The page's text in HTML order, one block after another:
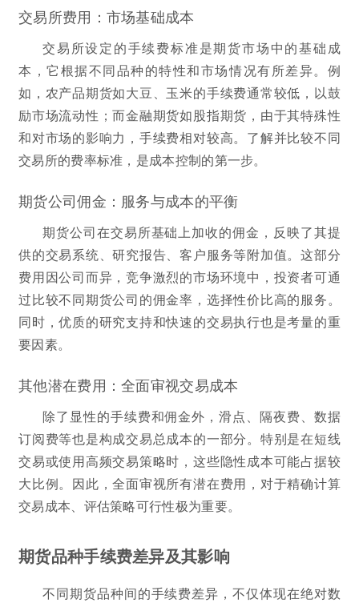
交易所费用：市场基础成本
交易所设定的手续费标准是期货市场中的基础成
本，它根据不同品种的特性和市场情况有所差异。例
如，农产品期货如大豆、玉米的手续费通常较低，以鼓
励市场流动性；而金融期货如股指期货，由于其特殊性
和对市场的影响力，手续费相对较高。了解并比较不同
交易所的费率标准，是成本控制的第一步。
期货公司佣金：服务与成本的平衡
期货公司在交易所基础上加收的佣金，反映了其提
供的交易系统、研究报告、客户服务等附加值。这部分
费用因公司而异，竞争激烈的市场环境中，投资者可通
过比较不同期货公司的佣金率，选择性价比高的服务。
同时，优质的研究支持和快速的交易执行也是考量的重
要因素。
其他潜在费用：全面审视交易成本
除了显性的手续费和佣金外，滑点、隔夜费、数据
订阅费等也是构成交易总成本的一部分。特别是在短线
交易或使用高频交易策略时，这些隐性成本可能占据较
大比例。因此，全面审视所有潜在费用，对于精确计算
交易成本、评估策略可行性极为重要。
期货品种手续费差异及其影响
不同期货品种间的手续费差异，不仅体现在绝对数